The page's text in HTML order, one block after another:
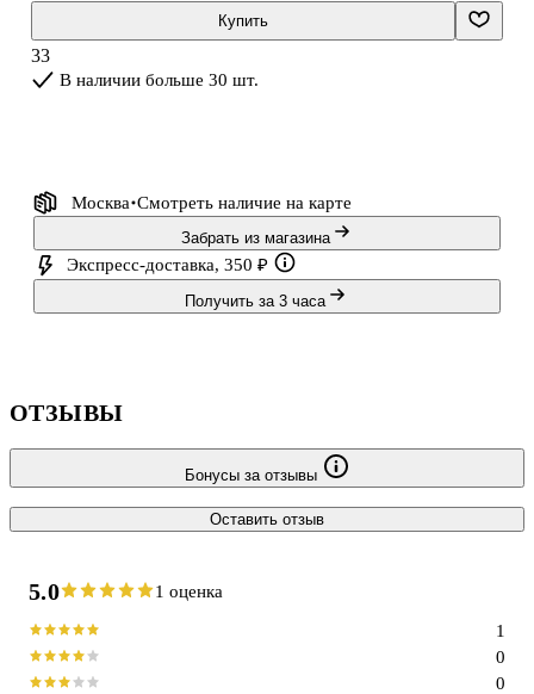
Купить
33
В наличии больше 30 шт.
Москва Смотреть наличие на карте
Забрать из магазина
Экспресс-доставка, 350 ₽
Получить за 3 часа
ОТЗЫВЫ
Бонусы за отзывы
Оставить отзыв
5.0 1 оценка
0
0
1